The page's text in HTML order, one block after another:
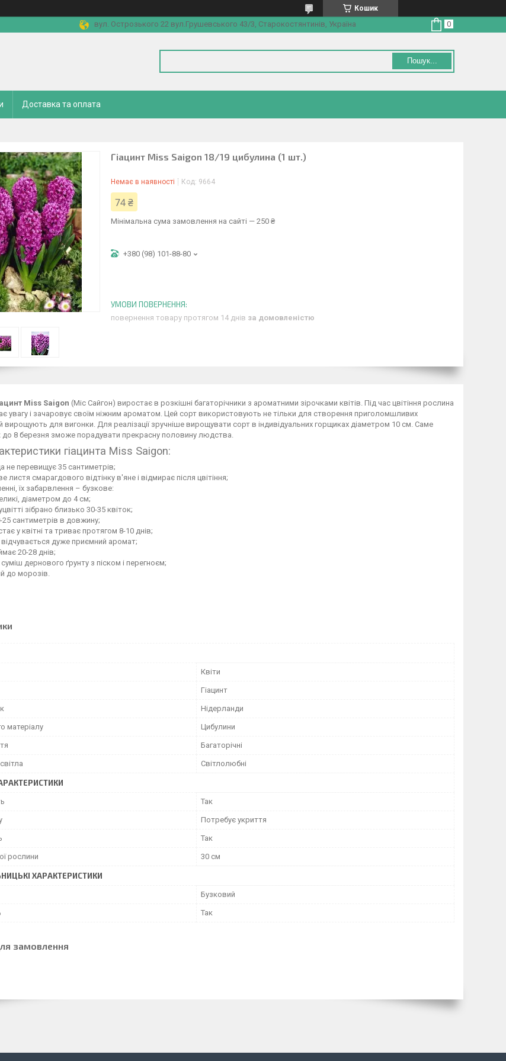
Кошик
вул. Острозького 22 вул.Грушевського 43/3, Старокостянтинів, Україна
Пошук...
Доставка та оплата
Гіацинт Miss Saigon 18/19 цибулина (1 шт.)
Немає в наявності Код: 9664
74 ₴
Мінімальна сума замовлення на сайті — 250 ₴
+380 (98) 101-88-80
повернення товару протягом 14 днів за домовленістю
Miss Saigon (Міс Сайгон) виростає в розкішні багаторічники з ароматними зірочками квітів. Під час цвітіння рослина
увагу і зачаровує своїм ніжним ароматом. Цей сорт використовують не тільки для створення приголомшливих
вирощують для вигонки. Для реалізації зручніше вирощувати сорт в індивідуальних горщиках діаметром 10 см. Саме
до 8 березня зможе порадувати прекрасну половину людства.
гіацинта Miss Saigon:
не перевищує 35 сантиметрів;
листя смарагдового відтінку в'яне і відмирає після цвітіння;
їх забарвлення – бузкове:
діаметром до 4 см;
зібрано близько 30-35 квіток;
25 сантиметрів в довжину;
у квітні та триває протягом 8-10 днів;
відчувається дуже приємний аромат;
20-28 днів;
дернового ґрунту з піском і перегноєм;
до морозів.
Квіти
Гіацинт
Нідерланди
матеріалу Цибулини
Багаторічні
Світлолюбні
Так
Потребує укриття
Так
рослини 30 см
ХАРАКТЕРИСТИКИ
Бузковий
Так
замовлення